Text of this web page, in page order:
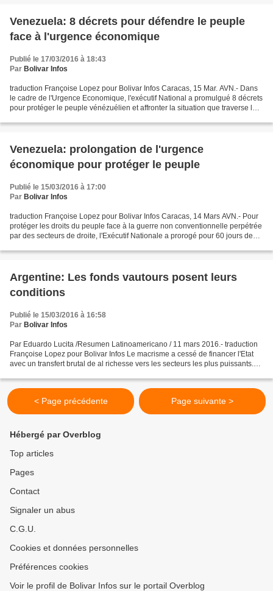
Venezuela: 8 décrets pour défendre le peuple
face à l'urgence économique
Publié le 17/03/2016 à 18:43
Par Bolivar Infos
traduction Françoise Lopez pour Bolivar Infos Caracas, 15 Mar. AVN.- Dans
le cadre de l'Urgence Economique, l'exécutif National a promulgué 8 décrets
pour protéger le peuple vénézuélien et affronter la situation que traverse le
Venezuela: prolongation de l'urgence
économique pour protéger le peuple
Publié le 15/03/2016 à 17:00
Par Bolivar Infos
traduction Françoise Lopez pour Bolivar Infos Caracas, 14 Mars AVN.- Pour
protéger les droits du peuple face à la guerre non conventionnelle perpétrée
par des secteurs de droite, l'Exécutif Nationale a prorogé pour 60 jours de
Argentine: Les fonds vautours posent leurs
conditions
Publié le 15/03/2016 à 16:58
Par Bolivar Infos
Par Eduardo Lucita /Resumen Latinoamericano / 11 mars 2016.- traduction
Françoise Lopez pour Bolivar Infos Le macrisme a cessé de financer l'Etat
avec un transfert brutal de al richesse vers les secteurs les plus puissants.
< Page précédente Page suivante >
Hébergé par Overblog
Top articles
Pages
Contact
Signaler un abus
C.G.U.
Cookies et données personnelles
Préférences cookies
Voir le profil de Bolivar Infos sur le portail Overblog